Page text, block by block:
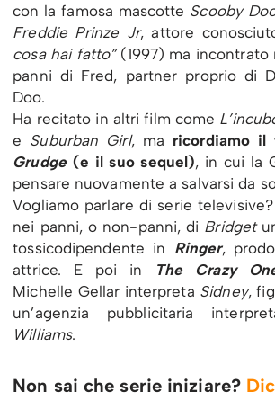
con la famosa mascotte Scooby
Freddie Prinze Jr, attore
cosa hai fatto”(1997) ma incontrato
panni di Fred, partner proprio di
Doo.
Ha recitato in altri film come
e Suburban Girl, ma ricordiamo il
Grudge(e il suo sequel), in cui la
pensare nuovamente a salvarsi da
Vogliamo parlare di serie televisive?
nei panni, o non-panni, di Bridget
tossicodipendente in Ringer,
attrice. E poi in
The Crazy
Michelle Gellar interpreta Sidney,
un’agenzia pubblicitaria
Williams.
Non sai che serie iniziare?